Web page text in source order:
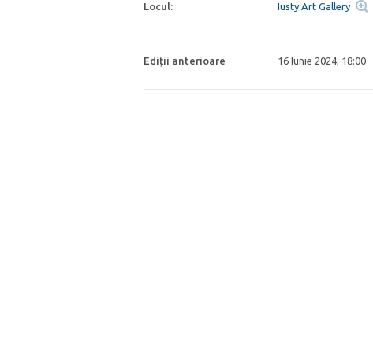
Locul: Iusty Art Gallery
Ediții anterioare 16 Iunie 2024, 18:00